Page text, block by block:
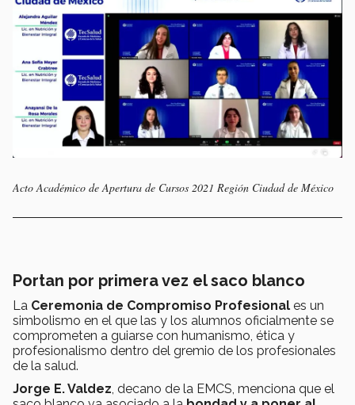
Acto Académico de Apertura de Cursos 2021 Región Ciudad de México
Portan por primera vez el saco blanco
La Ceremonia de Compromiso Profesional es un
simbolismo en el que las y los alumnos oficialmente se
comprometen a guiarse con humanismo, ética y
profesionalismo dentro del gremio de los profesionales
de la salud.
Jorge E. Valdez, decano de la EMCS, menciona que el